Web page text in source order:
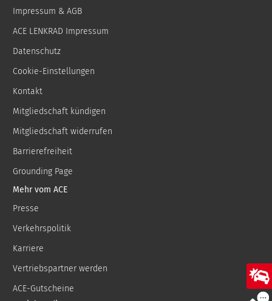
Impressum & AGB
ACE LENKRAD Impressum
Datenschutz
Cookie-Einstellungen
Kontakt
Mitgliedschaft kündigen
Mitgliedschaft widerrufen
Barrierefreiheit
Grounding Page
Mehr vom ACE
Presse
Verkehrspolitik
Karriere
Vertriebspartner werden
ACE-Gutscheine